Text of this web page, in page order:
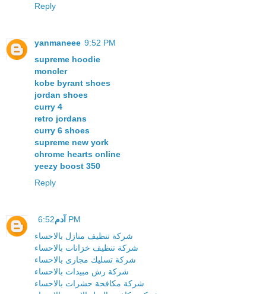
Reply
yanmaneee 9:52 PM
supreme hoodie
moncler
kobe byrant shoes
jordan shoes
curry 4
retro jordans
curry 6 shoes
supreme new york
chrome hearts online
yeezy boost 350
Reply
آدم 6:52 PM
شركة تنظيف منازل بالاحساء
شركة تنظيف خزانات بالاحساء
شركة تسليك مجارى بالاحساء
شركة رش مبيدات بالاحساء
شركة مكافحة حشرات بالاحساء